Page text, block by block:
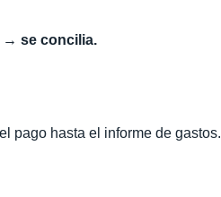
→ se concilia.
pago hasta el informe de gastos.